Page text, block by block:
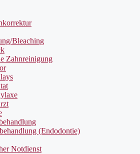
Bleaching
Zahnreinigung
(Endodontie)
Notdienst